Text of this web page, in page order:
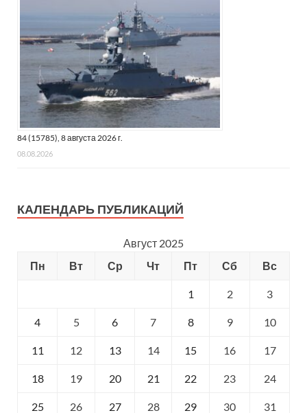
84 (15785), 8 августа 2026 г.
08.08.2026
КАЛЕНДАРЬ ПУБЛИКАЦИЙ
Август 2025
Пн
Вт Ср Чт Пт Сб Вс
1 2 3
4 5 6 7 8 9 10
11 12 13 14 15 16 17
18 19 20 21 22 23 24
25 26 27 28 29 30 31